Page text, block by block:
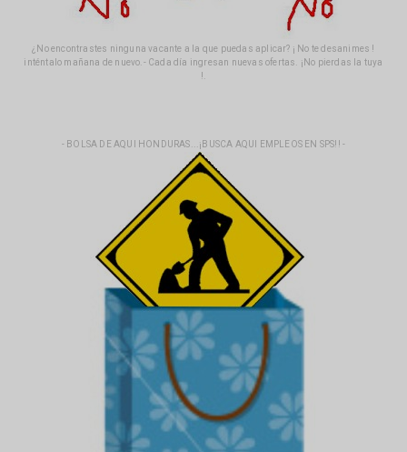
¿No encontrastes ninguna vacante a la que puedas aplicar? ¡ No te desanimes !
inténtalo mañana de nuevo.- Cada día ingresan nuevas ofertas. ¡No pierdas la tuya
!.
- BOLSA DE AQUI HONDURAS...¡BUSCA AQUI EMPLEOS EN SPS!! -